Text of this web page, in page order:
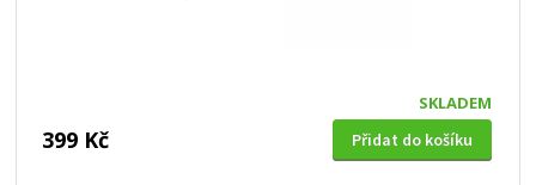
SKLADEM
399 Kč Přidat do košíku